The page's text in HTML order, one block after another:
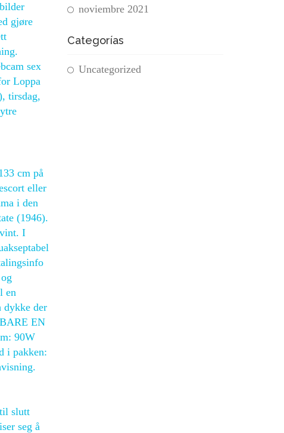
gjøre
sex
Loppa
tirsdag,
cm på
eller
i den
(1946).
I
en
dykke der
EN
90W
i pakken:
slutt
seg å
noviembre 2021
Categorías
Uncategorized